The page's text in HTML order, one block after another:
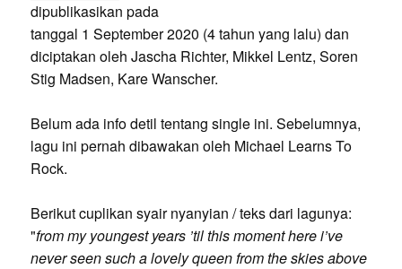
dipublikasikan pada
tanggal 1 September 2020 (4 tahun yang lalu) dan
diciptakan oleh Jascha Richter, Mikkel Lentz, Soren
Stig Madsen, Kare Wanscher.
Belum ada info detil tentang single ini. Sebelumnya,
lagu ini pernah dibawakan oleh Michael Learns To
Rock.
Berikut cuplikan syair nyanyian / teks dari lagunya:
"from my youngest years ’til this moment here i’ve
never seen such a lovely queen from the skies above